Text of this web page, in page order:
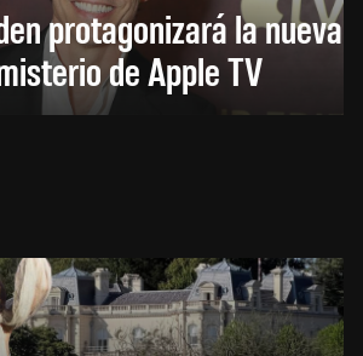
protagonizará la nueva
de Apple TV